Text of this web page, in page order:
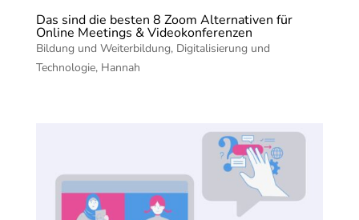
Das sind die besten 8 Zoom Alternativen für
Online Meetings & Videokonferenzen
Bildung und Weiterbildung, Digitalisierung und
Technologie, Hannah